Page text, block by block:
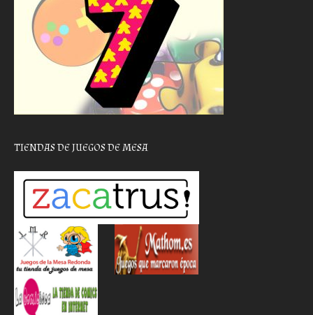
TIENDAS DE JUEGOS DE MESA